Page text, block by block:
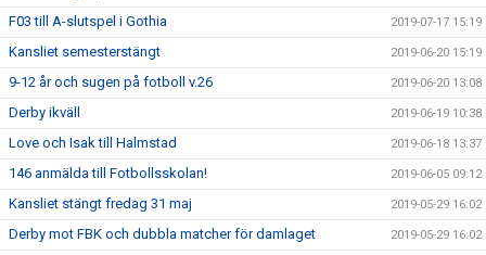
F03 till A-slutspel i Gothia 2019-07-17 15:19
Kansliet semesterstängt 2019-06-20 15:19
9-12 år och sugen på fotboll v.26 2019-06-20 13:08
Derby ikväll 2019-06-19 10:38
Love och Isak till Halmstad 2019-06-18 13:37
146 anmälda till Fotbollsskolan! 2019-06-05 09:12
Kansliet stängt fredag 31 maj 2019-05-29 16:02
Derby mot FBK och dubbla matcher för damlaget 2019-05-29 16:02